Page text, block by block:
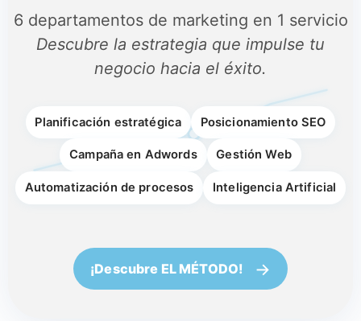
6 departamentos de marketing en 1 servicio
Descubre la estrategia que impulse tu
negocio hacia el éxito.
Planificación estratégica Posicionamiento SEO
Campaña en Adwords Gestión Web
Automatización de procesos Inteligencia Artificial
¡Descubre EL MÉTODO! →